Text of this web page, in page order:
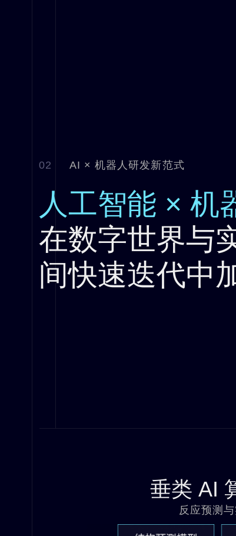
02 AI × 机器人研发新范式
人工智能 × 机
在数字世界与
间快速迭代中
垂类 AI
反应预测